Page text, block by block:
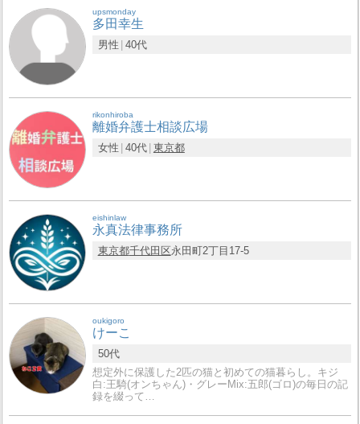
upsmonday
多田幸生
男性 40代
rikonhiroba
離婚弁護士相談広場
女性 40代 東京都
eishinlaw
永真法律事務所
東京都千代田区永田町2丁目17-5
oukigoro
けーこ
50代
想定外に保護した2匹の猫と初めての猫暮らし。キジ
白:王騎(オンちゃん)・グレーMix:五郎(ゴロ)の毎日の記
録を綴って…